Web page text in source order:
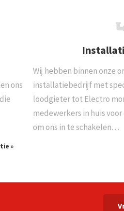
ons
»
Wij hebben binnen onze
installatiebedrijf met
loodgieter tot Electro
medewerkers in huis
om ons in te schakelen…